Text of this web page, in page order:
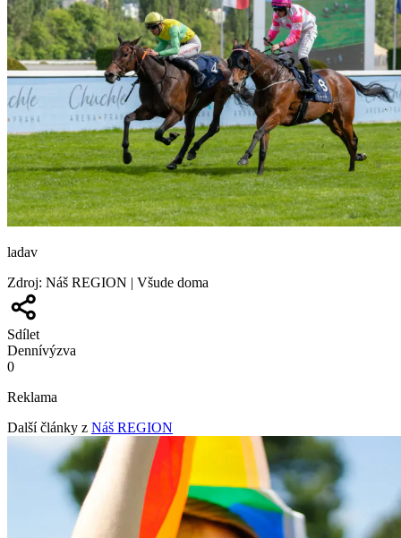
ladav
Zdroj: Náš REGION | Všude doma
Sdílet
Dennívýzva
0
Reklama
Další články z Náš REGION